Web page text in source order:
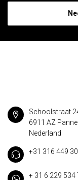
Schoolstraat
6911 AZ
Nederland
+31 316 449
+ 31 6 229 534